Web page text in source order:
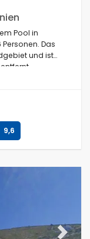
Pool in
Das
und ist
9,6